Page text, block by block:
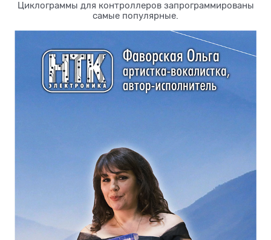
Циклограммы для контроллеров запрограммированы
самые популярные.